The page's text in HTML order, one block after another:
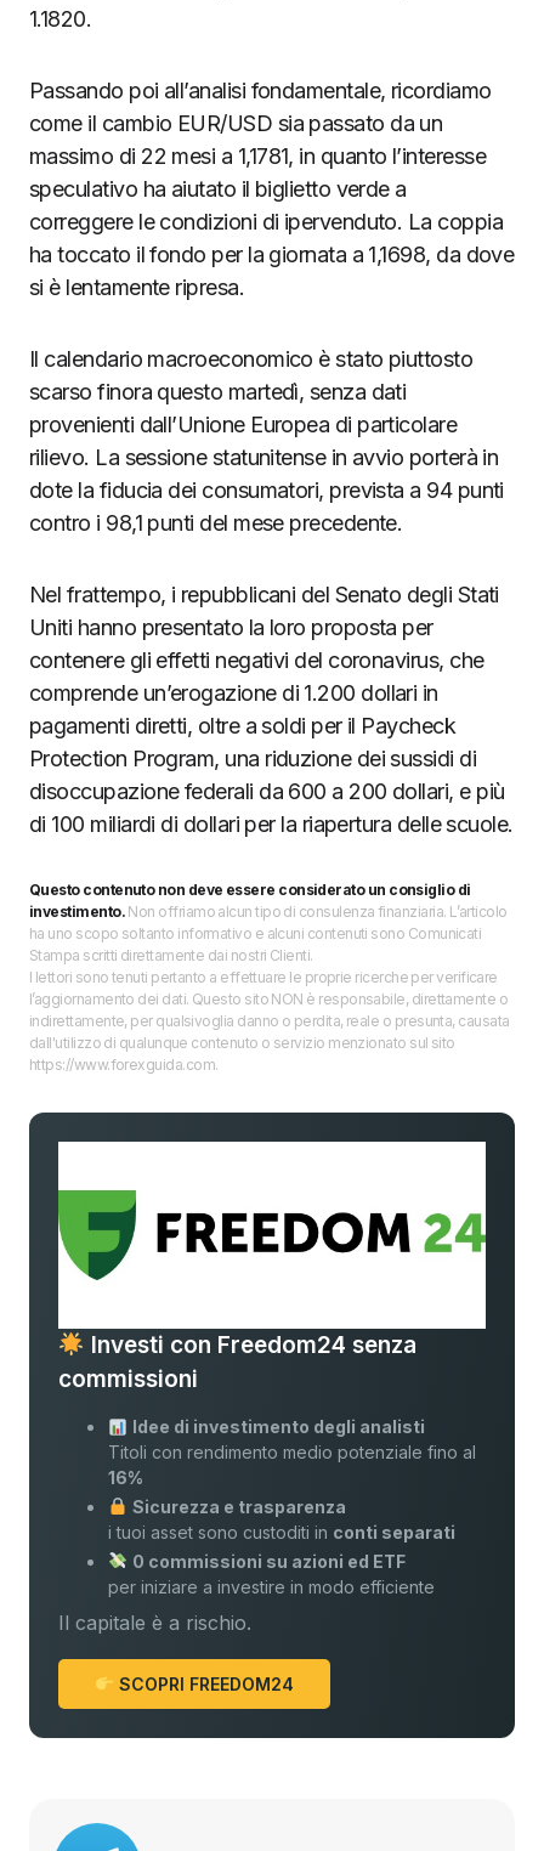
1.1820.
Passando poi all’analisi fondamentale, ricordiamo
come il cambio EUR/USD sia passato da un
massimo di 22 mesi a 1,1781, in quanto l’interesse
speculativo ha aiutato il biglietto verde a
correggere le condizioni di ipervenduto. La coppia
ha toccato il fondo per la giornata a 1,1698, da dove
si è lentamente ripresa.
Il calendario macroeconomico è stato piuttosto
scarso finora questo martedì, senza dati
provenienti dall’Unione Europea di particolare
rilievo. La sessione statunitense in avvio porterà in
dote la fiducia dei consumatori, prevista a 94 punti
contro i 98,1 punti del mese precedente.
Nel frattempo, i repubblicani del Senato degli Stati
Uniti hanno presentato la loro proposta per
contenere gli effetti negativi del coronavirus, che
comprende un’erogazione di 1.200 dollari in
pagamenti diretti, oltre a soldi per il Paycheck
Protection Program, una riduzione dei sussidi di
disoccupazione federali da 600 a 200 dollari, e più
di 100 miliardi di dollari per la riapertura delle scuole.
Questo contenuto non deve essere considerato un consiglio di
investimento.Non offriamo alcun tipo di consulenza finanziaria. L’articolo
ha uno scopo soltanto informativo e alcuni contenuti sono Comunicati
Stampa scritti direttamente dai nostri Clienti.
I lettori sono tenuti pertanto a effettuare le proprie ricerche per verificare
l’aggiornamento dei dati. Questo sito NON è responsabile, direttamente o
indirettamente, per qualsivoglia danno o perdita, reale o presunta, causata
dall'utilizzo di qualunque contenuto o servizio menzionato sul sito
https://www.forexguida.com.
Investi con Freedom24 senza
commissioni
Idee di investimento degli analisti
Titoli con rendimento medio potenziale fino al
16%
Sicurezza e trasparenza
i tuoi asset sono custoditi in conti separati
0 commissioni su azioni ed ETF
per iniziare a investire in modo efficiente
Il capitale è a rischio.
SCOPRI FREEDOM24